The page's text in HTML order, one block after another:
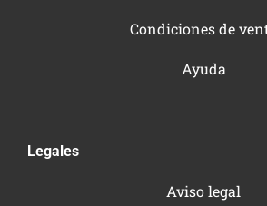
Condiciones de
Ayuda
Legales
Aviso legal